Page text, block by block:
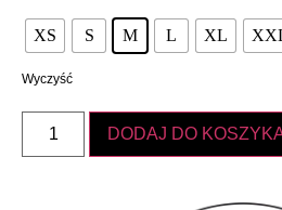
XS S M L XL
Wyczyść
DODAJ DO